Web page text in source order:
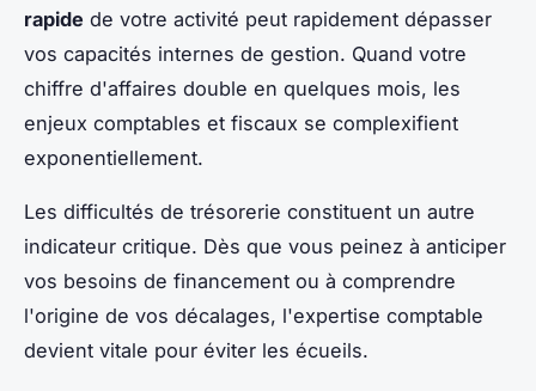
rapide de votre activité peut rapidement dépasser
vos capacités internes de gestion. Quand votre
chiffre d'affaires double en quelques mois, les
enjeux comptables et fiscaux se complexifient
exponentiellement.
Les difficultés de trésorerie constituent un autre
indicateur critique. Dès que vous peinez à anticiper
vos besoins de financement ou à comprendre
l'origine de vos décalages, l'expertise comptable
devient vitale pour éviter les écueils.